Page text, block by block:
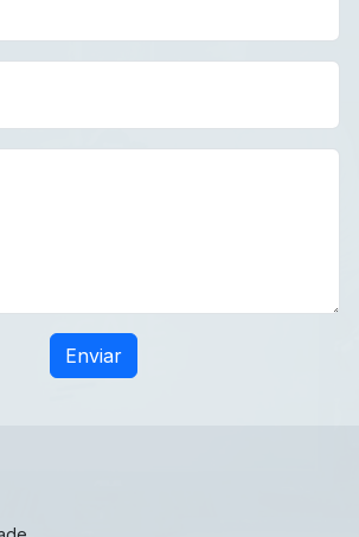
Enviar